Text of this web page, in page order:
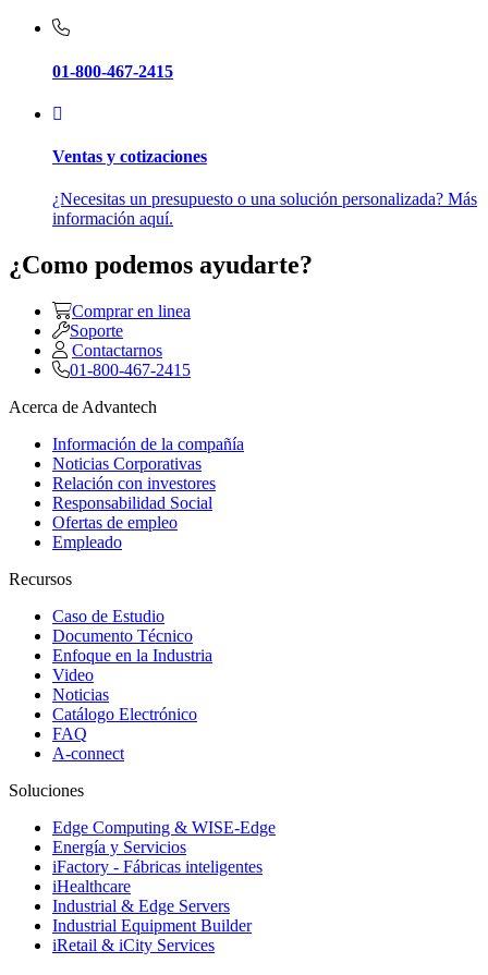
01-800-467-2415
Ventas y cotizaciones
¿Necesitas un presupuesto o una solución personalizada? Más
información aquí.
¿Como podemos ayudarte?
Comprar en linea
Soporte
Contactarnos
01-800-467-2415
Acerca de Advantech
Información de la compañía
Noticias Corporativas
Relación con investores
Responsabilidad Social
Ofertas de empleo
Empleado
Recursos
Caso de Estudio
Documento Técnico
Enfoque en la Industria
Video
Noticias
Catálogo Electrónico
FAQ
A-connect
Soluciones
Edge Computing & WISE-Edge
Energía y Servicios
iFactory - Fábricas inteligentes
iHealthcare
Industrial & Edge Servers
Industrial Equipment Builder
iRetail & iCity Services